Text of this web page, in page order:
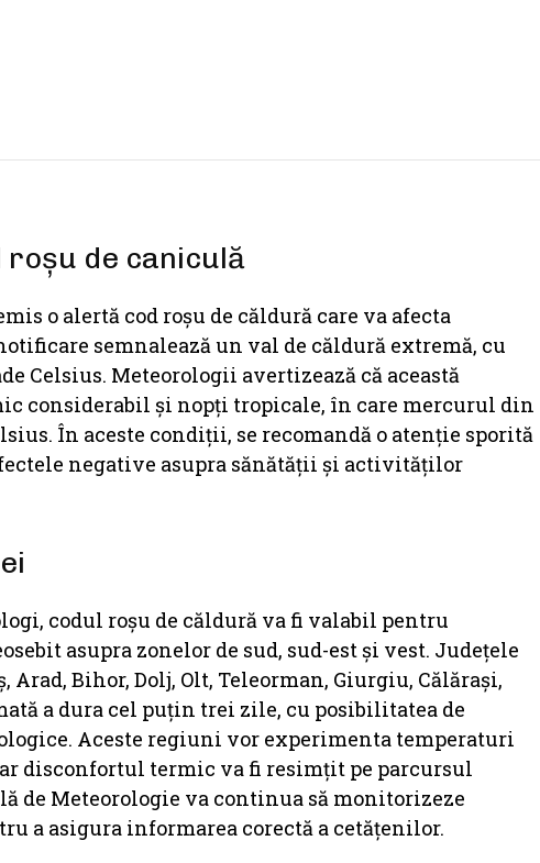
de caniculă
o alertă cod roșu de căldură care va afecta
semnalează un val de căldură extremă, cu
Celsius. Meteorologii avertizează că această
considerabil și nopți tropicale, în care mercurul din
În aceste condiții, se recomandă o atenție sporită
negative asupra sănătății și activităților
codul roșu de căldură va fi valabil pentru
asupra zonelor de sud, sud-est și vest. Județele
Bihor, Dolj, Olt, Teleorman, Giurgiu, Călărași,
a dura cel puțin trei zile, cu posibilitatea de
Aceste regiuni vor experimenta temperaturi
disconfortul termic va fi resimțit pe parcursul
Meteorologie va continua să monitorizeze
a asigura informarea corectă a cetățenilor.